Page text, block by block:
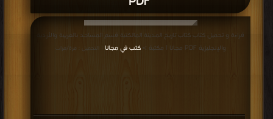
قراءة و تحميل كتاب كتاب تاريخ المدينة المالكتبة قسم المساجد بالعربية والأردية
والإنجليزية PDF مجانا | مكتبة >
كتب في مجانا | التحميل : مرة/مرات